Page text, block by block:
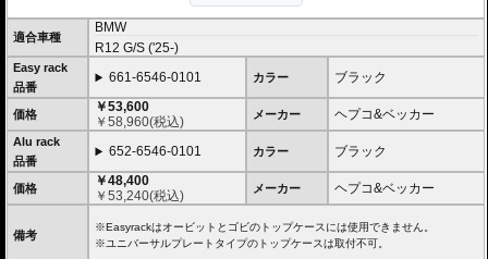
２種類のホルダーをラインナップ。
ヘプコ&ベッカーのトップケースを安全に取り付けるための位置決めガイド
(垂直に立っている部分)が、折りたたみタイプと固定タイプの2種類をラインナ
ップ。お客様の使用スタイルによってお選びいただけます。
折りたたみタイプ Easy rack / イージーラック
位置決めガイドが折りたたみ式のため、簡単にフラットな簡易キャリアとなり
ます。
トップケースを必要としないような、ちょっとした荷物を載せる場合に便利で
す。
固定タイプ Alu rack / アルラック
位置決めガイドがボルトで固定されたタイプ。取り外せばフラットな簡易キャ
リアとなります。
ケースを取り付けたまま使用することが多い場合にお勧め。
リーズナブルな価格も魅力。
適合車種
BMW
R12 G/S ('25-)
Easy rack
品番
661-6546-0101 カラー ブラック
価格
￥53,600
￥58,960(税込) メーカー ヘプコ&ベッカー
Alu rack
品番
652-6546-0101 カラー ブラック
価格
￥48,400
￥53,240(税込) メーカー ヘプコ&ベッカー
備考
※Easyrackはオービットとゴビのトップケースには使用できません。
※ユニバーサルプレートタイプのトップケースは取付不可。